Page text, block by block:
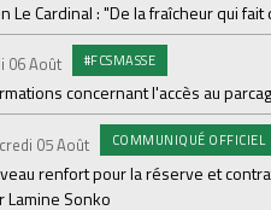
Le Cardinal : "De la fraîcheur qui fait
06 Août #FCSMASSE
concernant l'accès au
05 Août COMMUNIQUÉ OFFICIEL
renfort pour la réserve et
Lamine Sonko